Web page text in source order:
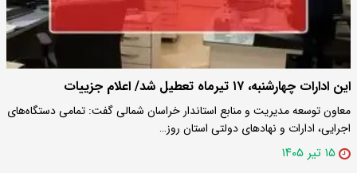
این ادارات چهارشنبه، ۱۷ تیرماه تعطیل شد/ اعلام جزییات
معاون توسعه مدیریت و منابع استاندار خراسان شمالی گفت: تمامی دستگاه‌های
اجرایی، ادارات و نهادهای دولتی استان روز…
۱۵ تیر ۱۴۰۵